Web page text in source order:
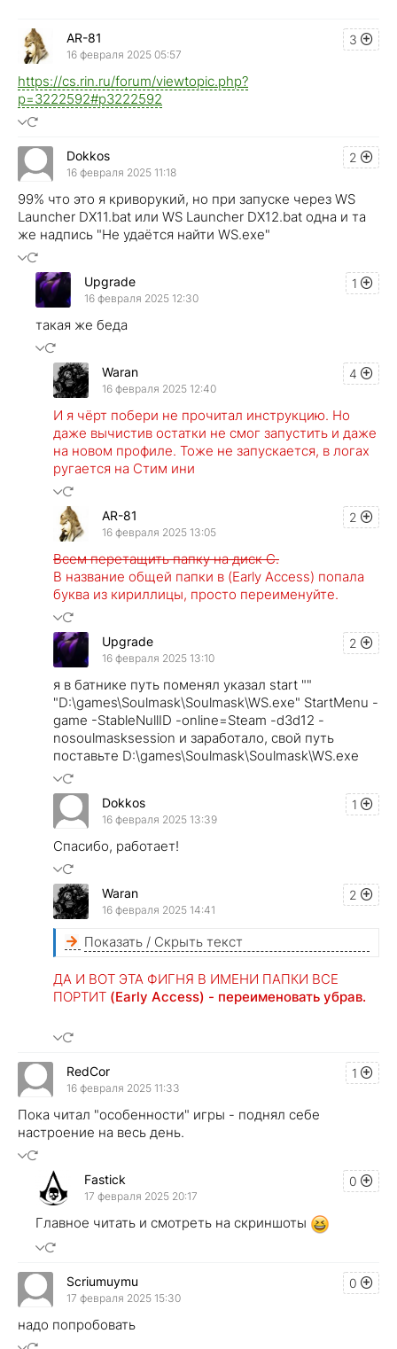
3
AR-81
16 февраля 2025 05:57
https://cs.rin.ru/forum/viewtopic.php?
p=3222592#p3222592
2
Dokkos
16 февраля 2025 11:18
99% что это я криворукий, но при запуске через WS
Launcher DX11.bat или WS Launcher DX12.bat одна и та
же надпись "Не удаётся найти WS.exe"
1
Upgrade
16 февраля 2025 12:30
такая же беда
4
Waran
16 февраля 2025 12:40
И я чёрт побери не прочитал инструкцию. Но
даже вычистив остатки не смог запустить и даже
на новом профиле. Тоже не запускается, в логах
ругается на Стим ини
2
AR-81
16 февраля 2025 13:05
Всем перетащить папку на диск С.
В название общей папки в (Early Access) попала
буква из кириллицы, просто переименуйте.
2
Upgrade
16 февраля 2025 13:10
я в батнике путь поменял указал start ""
"D:\games\Soulmask\Soulmask\WS.exe" StartMenu -
game -StableNullID -online=Steam -d3d12 -
nosoulmasksession и заработало, свой путь
поставьте D:\games\Soulmask\Soulmask\WS.exe
1
Dokkos
16 февраля 2025 13:39
Спасибо, работает!
2
Waran
16 февраля 2025 14:41
Показать / Скрыть текст
ДА И ВОТ ЭТА ФИГНЯ В ИМЕНИ ПАПКИ ВСЕ
ПОРТИТ (Early Aссess) - переименовать убрав.
1
RedCor
16 февраля 2025 11:33
Пока читал "особенности" игры - поднял себе
настроение на весь день.
0
Fastick
17 февраля 2025 20:17
Главное читать и смотреть на скриншоты
0
Scriumuymu
17 февраля 2025 15:30
надо попробовать